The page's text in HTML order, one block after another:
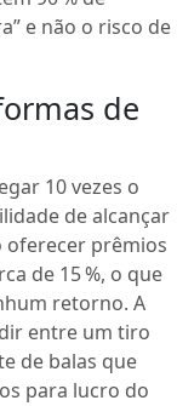
e não o risco de
de
10 vezes o
de alcançar
oferecer prêmios
de 15 %, o que
retorno. A
entre um tiro
de balas que
para lucro do